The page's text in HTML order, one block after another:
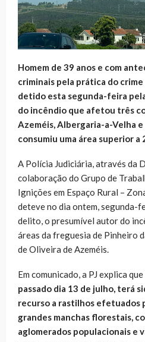
Homem de 39 anos e com
criminais pela prática do
detido esta segunda-feira
do incêndio que afetou três
Azeméis, Albergaria-a-Velha
consumiu uma área superior a
A Polícia Judiciária, através da
colaboração do Grupo de
Ignições em Espaço Rural –
deteve no dia ontem, segunda-
delito, o presumível autor do
áreas da freguesia de Pinheiro
de Oliveira de Azeméis.
Em comunicado, a PJ explica que
passado dia 13 de julho, terá
recurso a rastilhos efetuados
grandes manchas florestais,
aglomerados populacionais e